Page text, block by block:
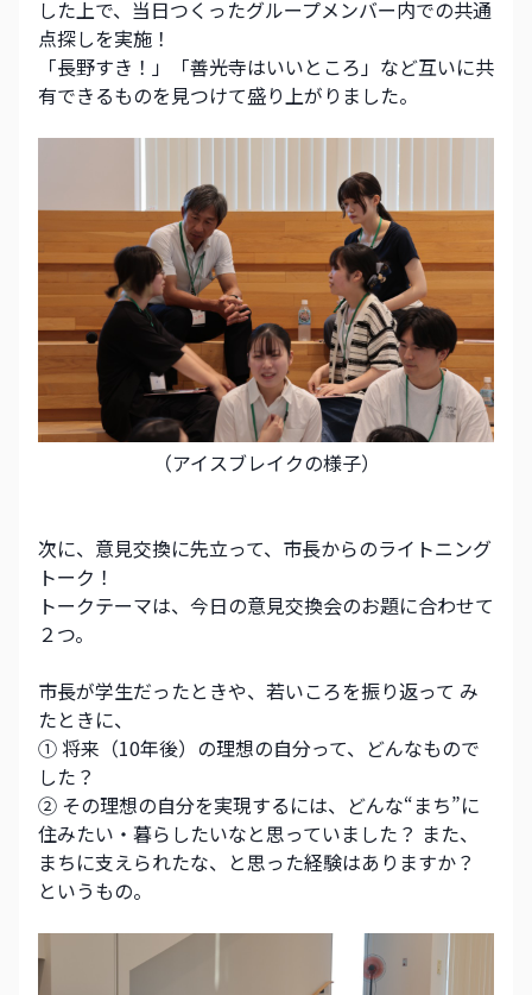
した上で、当日つくったグループメンバー内での共通
点探しを実施！
「長野すき！」「善光寺はいいところ」など互いに共
有できるものを見つけて盛り上がりました。
（アイスブレイクの様子）
次に、意見交換に先立って、市長からのライトニング
トーク！
トークテーマは、今日の意見交換会のお題に合わせて
２つ。
市長が学生だったときや、若いころを振り返って み
たときに、
① 将来（10年後）の理想の自分って、どんなもので
した？
② その理想の自分を実現するには、どんな“まち”に
住みたい・暮らしたいなと思っていました？ また、
まちに支えられたな、と思った経験はありますか？
というもの。